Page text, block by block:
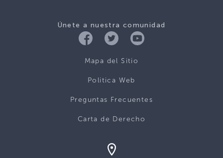
Únete a nuestra comunidad
Mapa del Sitio
Politica Web
Preguntas Frecuentes
Carta de Derecho